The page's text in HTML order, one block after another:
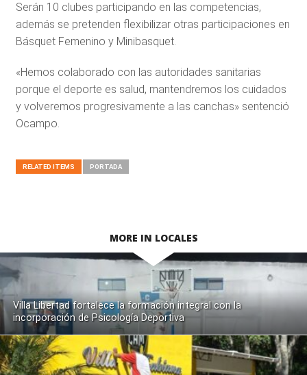
Serán 10 clubes participando en las competencias,
además se pretenden flexibilizar otras participaciones en
Básquet Femenino y Minibasquet.
«Hemos colaborado con las autoridades sanitarias
porque el deporte es salud, mantendremos los cuidados
y volveremos progresivamente a las canchas» sentenció
Ocampo.
RELATED ITEMS PORTADA
MORE IN LOCALES
Villa Libertad fortalece la formación integral con la
incorporación de Psicología Deportiva